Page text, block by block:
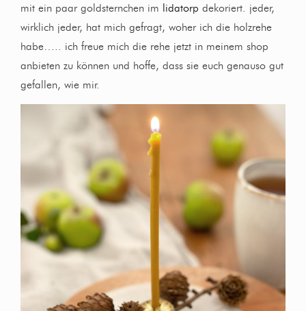
mit ein paar goldsternchen im
lidatorp dekoriert. jeder,
wirklich jeder, hat mich gefragt, woher ich die holzrehe
habe….. ich freue mich die rehe jetzt in meinem shop
anbieten zu können und hoffe, dass sie euch genauso gut
gefallen, wie mir.